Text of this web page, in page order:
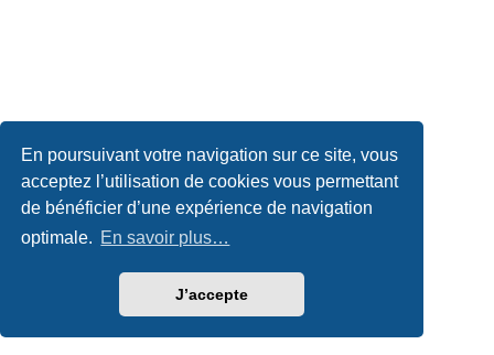
En poursuivant votre navigation sur ce site, vous
acceptez l’utilisation de cookies vous permettant
de bénéficier d’une expérience de navigation
optimale. En savoir plus…
J’accepte